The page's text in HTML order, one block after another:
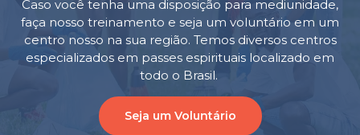
Caso você tenha uma disposição para mediunidade,
faça nosso treinamento e seja um voluntário em um
centro nosso na sua região. Temos diversos centros
especializados em passes espirituais localizado em
todo o Brasil.
Seja um Voluntário